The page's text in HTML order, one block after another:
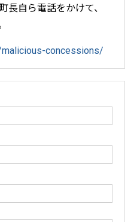
長自ら電話をかけて、
concessions/